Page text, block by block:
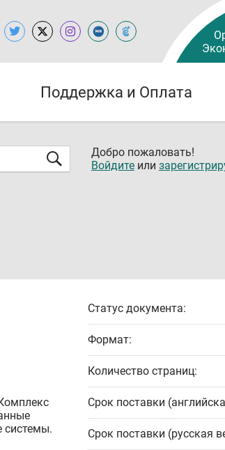
Поддержка и Оплата
Добро пожаловать!
Войдите или
системы.
Статус документа:
Формат:
Количество страниц:
Срок поставки
Срок поставки (русская